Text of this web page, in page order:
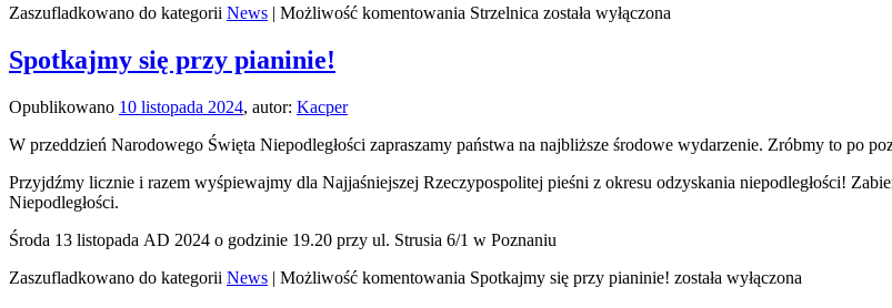
Zaszufladkowano do kategorii News | Możliwość komentowania Strzelnica została wyłączona
Spotkajmy się przy pianinie!
Opublikowano 10 listopada 2024, autor: Kacper
W przeddzień Narodowego Święta Niepodległości zapraszamy państwa na najbliższe środowe wydarzenie. Zróbmy to po
Przyjdźmy licznie i razem wyśpiewajmy dla Najjaśniejszej Rzeczypospolitej pieśni z okresu odzyskania niepodległości!
Niepodległości.
Środa 13 listopada AD 2024 o godzinie 19.20 przy ul. Strusia 6/1 w Poznaniu
Zaszufladkowano do kategorii News | Możliwość komentowania Spotkajmy się przy pianinie! została wyłączona